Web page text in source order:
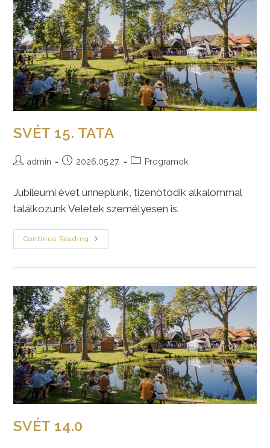
SVÉT 15. TATA
Postadmin
Post2026.05.27.
PostProgramok
Jubileumi évet ünneplünk, tizenötödik alkalommal
találkozunk Veletek személyesen is.
Continue Reading
SVÉT
15.
SVÉT 14.0